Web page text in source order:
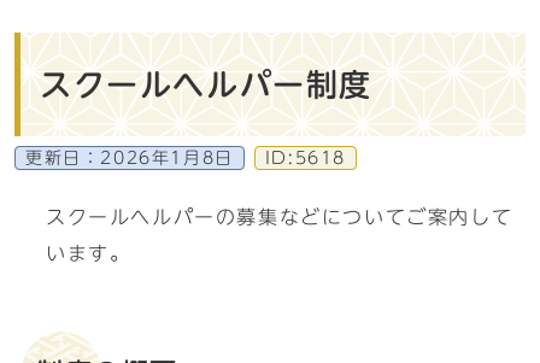
スクールヘルパー制度
更新日： 2026年1月8日 ID:5618
スクールヘルパーの募集などについてご案内して
います。